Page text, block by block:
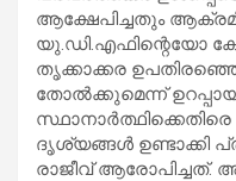
ആക്ഷേപിച്ചതും
യു.ഡി.എഫിന്റെയോ
തൃക്കാക്കര
തോല്‍ക്കുമെന്ന്
ദൃശ്യങ്ങള്‍ ഉണ്ടാക്കി
രാജീവ്